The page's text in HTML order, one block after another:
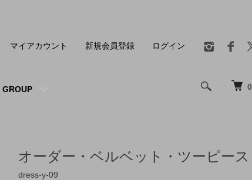
0
GROUP
マイアカウント 新規会員登録 ログイン
オーダー・ベルベット・ツーピース
dress-y-09